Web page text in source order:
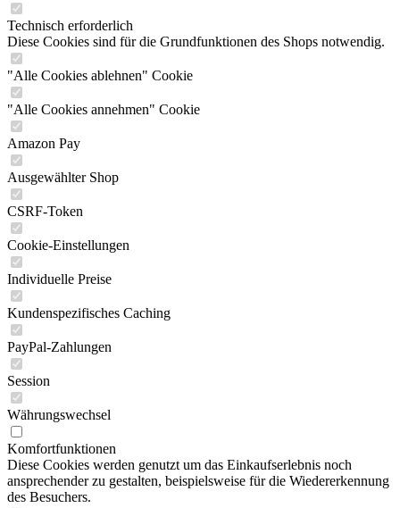
Technisch erforderlich
Diese Cookies sind für die Grundfunktionen des Shops notwendig.
"Alle Cookies ablehnen" Cookie
"Alle Cookies annehmen" Cookie
Amazon Pay
Ausgewählter Shop
CSRF-Token
Cookie-Einstellungen
Individuelle Preise
Kundenspezifisches Caching
PayPal-Zahlungen
Session
Währungswechsel
Komfortfunktionen
Diese Cookies werden genutzt um das Einkaufserlebnis noch
ansprechender zu gestalten, beispielsweise für die Wiedererkennung
des Besuchers.